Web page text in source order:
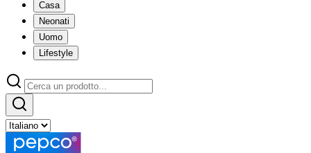
Casa
Neonati
Uomo
Lifestyle